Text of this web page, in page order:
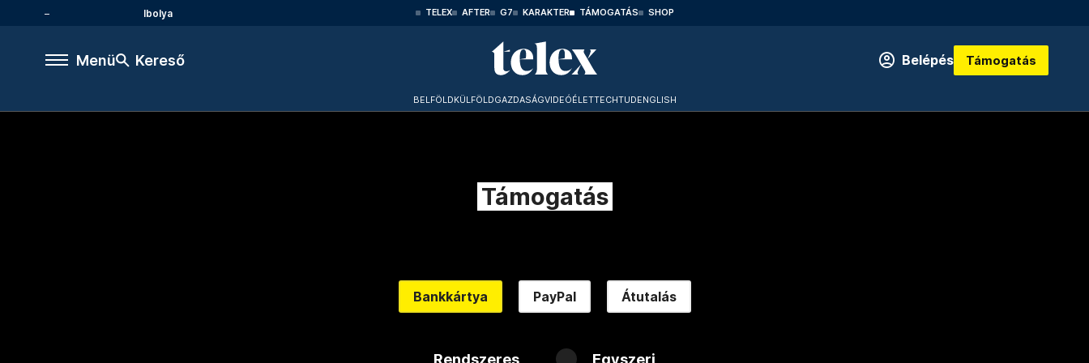
Ibolya TELEX AFTER G7 KARAKTER TÁMOGATÁS SHOP
Menü Kereső Belépés Támogatás
BELFÖLDKÜLFÖLDGAZDASÁGVIDEÓÉLETTECHTUDENGLISH
Támogatás
Bankkártya PayPal Átutalás
Rendszeres Egyszeri